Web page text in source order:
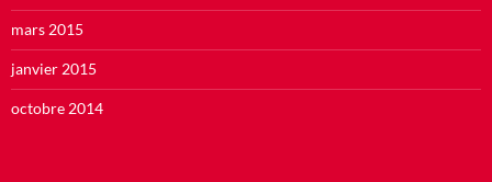
mars 2015
janvier 2015
octobre 2014